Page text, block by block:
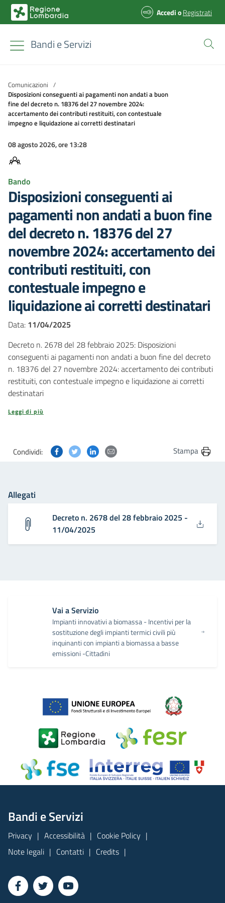
AccedioRegistrati
Bandi e Servizi
Comunicazioni /
Disposizioni conseguenti ai pagamenti non andati a buon
fine del decreto n. 18376 del 27 novembre 2024:
accertamento dei contributi restituiti, con contestuale
impegno e liquidazione ai corretti destinatari
08 agosto 2026, ore 13:28
Bando
Disposizioni conseguenti ai
pagamenti non andati a buon fine
del decreto n. 18376 del 27
novembre 2024: accertamento dei
contributi restituiti, con
contestuale impegno e
liquidazione ai corretti destinatari
Data: 11/04/2025
Decreto n. 2678 del 28 febbraio 2025: Disposizioni
conseguenti ai pagamenti non andati a buon fine del decreto
n. 18376 del 27 novembre 2024: accertamento dei contributi
restituiti, con contestuale impegno e liquidazione ai corretti
destinatari
Leggi di più
Condividi: Condividi questa pagina su Facebook
Condividi questa pagina su Twitter
Condividi questa pagina su Linkedin
Condividi questa pagina via
Stampa
Allegati
Decreto n. 2678 del 28 febbraio 2025 -
11/04/2025
Vai a Servizio
Impianti innovativi a biomassa - Incentivi per la
sostituzione degli impianti termici civili più
inquinanti con impianti a biomassa a basse
emissioni -Cittadini
Bandi e Servizi
Privacy Accessibilità
Cookie Policy
Note legali
Contatti Credits